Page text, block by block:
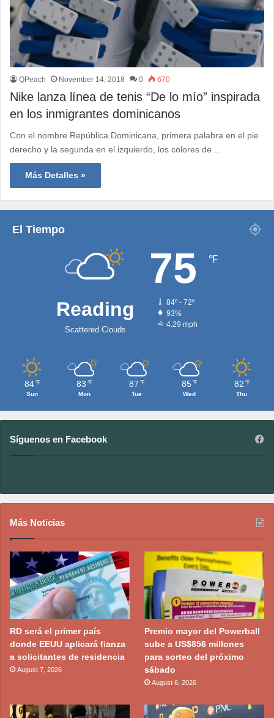
QPeach November 14, 2018 0 670
Nike lanza línea de tenis “De lo mío” inspirada
en los inmigrantes dominicanos
Con el nombre República Dominicana, primera palabra en el pie
derecho y la segunda en el izquierdo, los colores de…
Más Detalles »
El Tiempo
Reading
Scattered Clouds
75 ℉
84º - 72º
93%
4.29 mph
84 ℉
Sun
83 ℉
Mon
87 ℉
Tue
85 ℉
Wed
82 ℉
Thu
Síguenos en Facebook
Más Noticias
RD será el primer país
donde EEUU aplicará fianza
a solicitantes de residencia
August 7, 2026
Premio mayor del Powerball
sube a US$856 millones
para sorteo del próximo
sábado
August 6, 2026